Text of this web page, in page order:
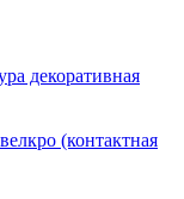
декоративная
(контактная